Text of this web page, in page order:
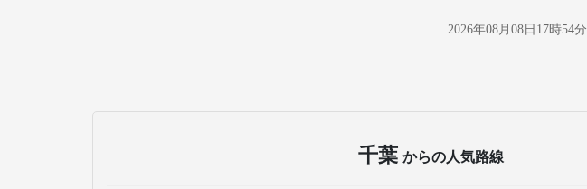
2026年08月08日17時54分
千葉 からの人気路線